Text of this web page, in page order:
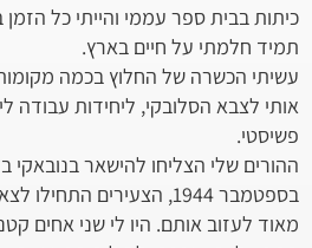
כיתות בבית ספר עממי והייתי כל
תמיד חלמתי על חיים בארץ.
אותי לצבא הסלובקי, ליחידות עבודה
פשיסטי.
בספטמבר 1944,
מאוד לעזוב אותם. היו לי שני אחים